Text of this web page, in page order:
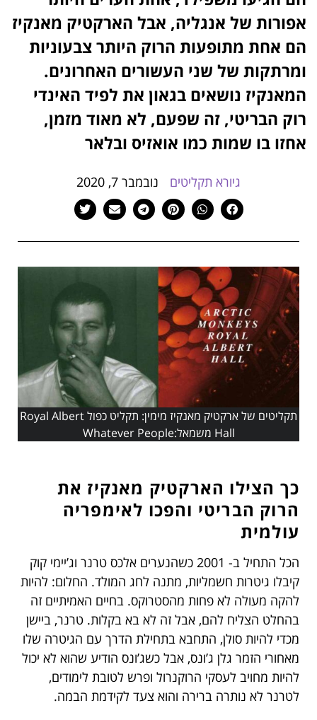
הוסף קו תחתון לקישורים
לאפס
את
כל
האפשרויות
cached
אפורות של אנגליה, אבל הארקטיק מאנקיז
הם אחת מתופעות הרוק היותר צבעוניות
ומרתקות של שני העשורים האחרונים.
המאנקיז נושאים בגאון את לפיד האינדי
רוק הבריטי, זה שפעם, לא מאוד מזמן,
אחזו בו שמות כמו אואזיס ובלאר
גיורא תקליטים נובמבר 7, 2020
תקליטים של ארקטיק מאנקיז מימין: תקליט כפול Royal Albert
Hall משמאל:Whatever People
כך הצילו הארקטיק מאנקיז את
הרוק הבריטי והפכו לאימפריה
עולמית
הכל התחיל ב- 2001 כשהנערים אלכס טרנר וג’יימי קוק
קיבלו גיטרות חשמליות, מתנה לחג המולד. החלום: להיות
להקה מעולה לא פחות מהסטרוקס. בחיים האמיתיים זה
בהחלט הצליח להם, אבל זה לא בא בקלות. טרנר, ביישן
מכדי להיות סולן, התחבא בתחילת הדרך עם הגיטרה שלו
מאחורי הזמר גלן ג’ונס, אבל כשג’ונס הודיע שהוא לא יכול
להיות מחויב לעסקי הרוקנרול ופרש לטובת לימודים,
לטרנר לא נותרה ברירה והוא צעד לקידמת הבמה.